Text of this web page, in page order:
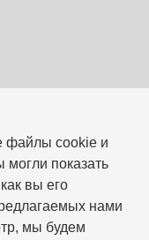
файлы cookie и
показать
вы его
нами
мы будем